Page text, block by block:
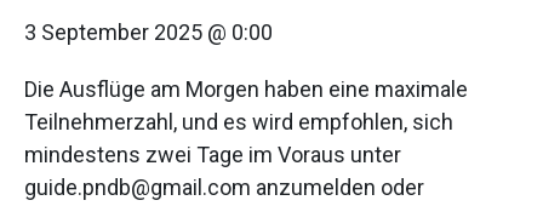
3 September 2025 @ 0:00
Die Ausflüge am Morgen haben eine maximale
Teilnehmerzahl, und es wird empfohlen, sich
mindestens zwei Tage im Voraus unter
guide.pndb@gmail.com anzumelden oder